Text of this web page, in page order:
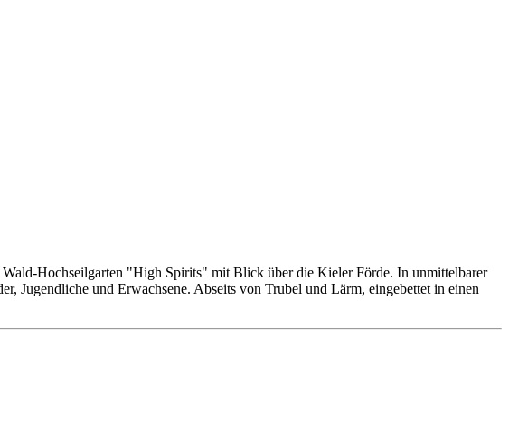
Hochseilgarten "High Spirits" mit Blick über die Kieler Förde. In unmittelbarer
Jugendliche und Erwachsene. Abseits von Trubel und Lärm, eingebettet in einen